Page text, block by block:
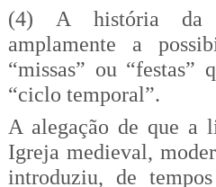
(4) A história da
amplamente a
“missas” ou “festas”
“ciclo temporal”.
A alegação de que a
Igreja medieval,
introduziu, de